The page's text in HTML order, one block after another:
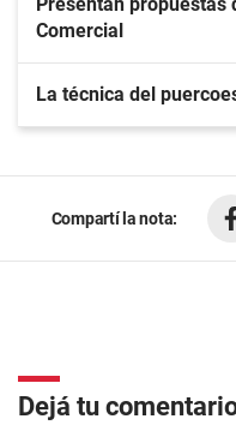
Comercial
La técnica del
Compartí la nota:
Dejá tu